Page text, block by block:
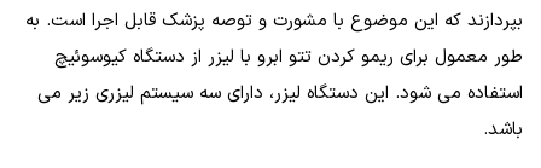
بپردازند که این موضوع با مشورت و توصه پزشک قابل اجرا است. به
طور معمول برای ریمو کردن تتو ابرو با لیزر از دستگاه کیوسوئیچ
استفاده می شود. این دستگاه لیزر، دارای سه سیستم لیزری زیر می
باشد.